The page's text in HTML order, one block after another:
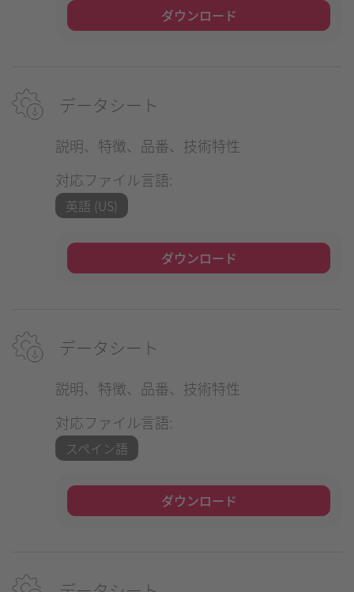
ダウンロード
データシート
説明、特徴、品番、技術特性
対応ファイル言語:
英語 (US)
ダウンロード
データシート
説明、特徴、品番、技術特性
対応ファイル言語:
スペイン語
ダウンロード